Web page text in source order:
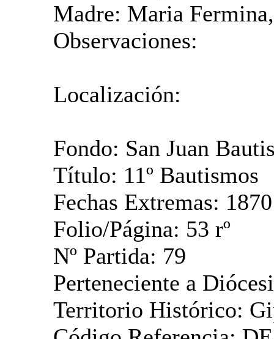
Madre: Maria
Observaciones:
Localización:
Fondo: San Juan
Título: 11º Bautismos
Fechas Extremas:
Folio/Página: 53 rº
Nº Partida: 79
Perteneciente a
Territorio Histórico: